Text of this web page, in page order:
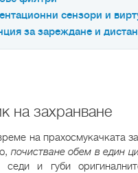
сензори и
за зареждане и
на захранване
на прахосмукачката
почистване обем в един
седи и губи